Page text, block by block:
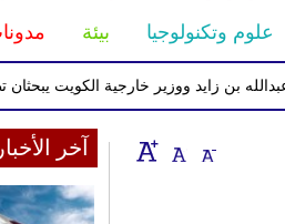
علوم وتكنولوجيا بيئة
بن زايد ووزير خارجية الكويت يبحثان
آخر الأخبار